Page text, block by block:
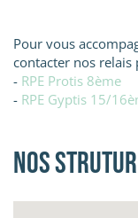
Pour vous
contacter nos relais
- RPE Protis 8ème
- RPE Gyptis 15/
Nos